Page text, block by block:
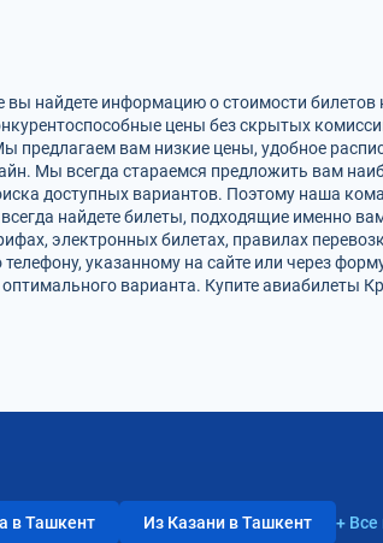
найдете информацию о стоимости
цены без скрытых
вам низкие цены, удобное
Мы всегда стараемся предложить вам
доступных вариантов. Поэтому наша
найдете билеты, подходящие именно
электронных билетах, правилах
указанному на сайте или через
варианта. Купите авиабилеты
в Ташкент Из Казани в Ташкент + Все